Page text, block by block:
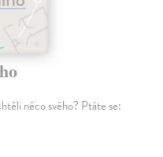
něco svého? Ptáte se: